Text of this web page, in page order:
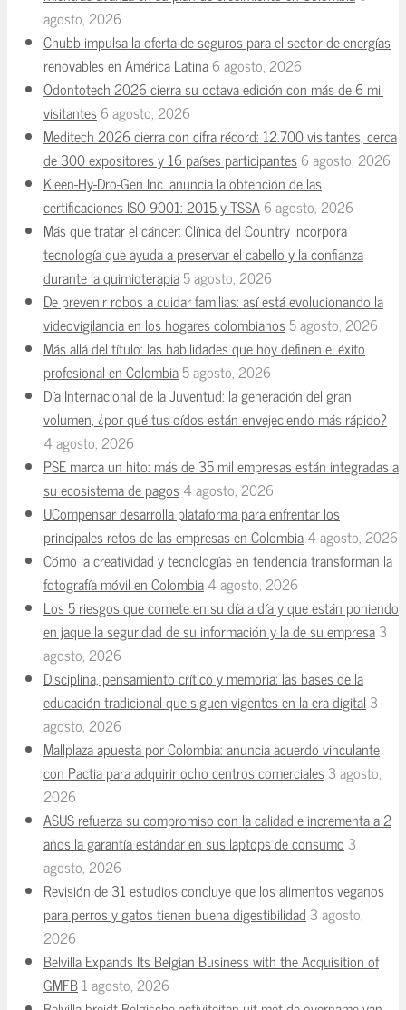
agosto, 2026
Chubb impulsa la oferta de seguros para el sector de energías
renovables en América Latina6 agosto, 2026
Odontotech 2026 cierra su octava edición con más de 6 mil
visitantes6 agosto, 2026
Meditech 2026 cierra con cifra récord: 12.700 visitantes, cerca
de 300 expositores y 16 países participantes6 agosto, 2026
Kleen-Hy-Dro-Gen Inc. anuncia la obtención de las
certificaciones ISO 9001: 2015 y TSSA6 agosto, 2026
Más que tratar el cáncer: Clínica del Country incorpora
tecnología que ayuda a preservar el cabello y la confianza
durante la quimioterapia5 agosto, 2026
De prevenir robos a cuidar familias: así está evolucionando la
videovigilancia en los hogares colombianos5 agosto, 2026
Más allá del título: las habilidades que hoy definen el éxito
profesional en Colombia5 agosto, 2026
Día Internacional de la Juventud: la generación del gran
volumen, ¿por qué tus oídos están envejeciendo más rápido?
4 agosto, 2026
PSE marca un hito: más de 35 mil empresas están integradas a
su ecosistema de pagos4 agosto, 2026
UCompensar desarrolla plataforma para enfrentar los
principales retos de las empresas en Colombia4 agosto, 2026
Cómo la creatividad y tecnologías en tendencia transforman la
fotografía móvil en Colombia4 agosto, 2026
Los 5 riesgos que comete en su día a día y que están poniendo
en jaque la seguridad de su información y la de su empresa3
agosto, 2026
Disciplina, pensamiento crítico y memoria: las bases de la
educación tradicional que siguen vigentes en la era digital 3
agosto, 2026
Mallplaza apuesta por Colombia: anuncia acuerdo vinculante
con Pactia para adquirir ocho centros comerciales3 agosto,
2026
ASUS refuerza su compromiso con la calidad e incrementa a 2
años la garantía estándar en sus laptops de consumo 3
agosto, 2026
Revisión de 31 estudios concluye que los alimentos veganos
para perros y gatos tienen buena digestibilidad 3 agosto,
2026
Belvilla Expands Its Belgian Business with the Acquisition of
GMFB1 agosto, 2026